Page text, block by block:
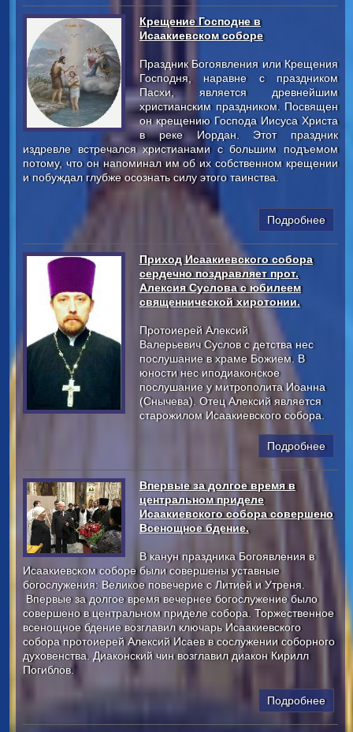
Крещение Господне в
Исаакиевском соборе
Праздник Богоявления или Крещения
Господня, наравне с праздником
Пасхи, является древнейшим
христианским праздником. Посвящен
он крещению Господа Иисуса Христа
в реке Иордан. Этот праздник
издревле встречался христианами с большим подъемом
потому, что он напоминал им об их собственном крещении
и побуждал глубже осознать силу этого таинства.
Подробнее
Приход Исаакиевского собора
сердечно поздравляет прот.
Алексия Суслова с юбилеем
священнической хиротонии.
Протоиерей Алексий
Валерьевич Суслов с детства нес
послушание в храме Божием. В
юности нес иподиаконское
послушание у митрополита Иоанна
(Снычева). Отец Алексий является
старожилом Исаакиевского собора.
Подробнее
Впервые за долгое время в
центральном приделе
Исаакиевского собора совершено
Всенощное бдение.
В канун праздника Богоявления в
Исаакиевском соборе были совершены уставные
богослужения: Великое повечерие с Литией и Утреня.
Впервые за долгое время вечернее богослужение было
совершено в центральном приделе собора. Торжественное
всенощное бдение возглавил ключарь Исаакиевского
собора протоиерей Алексий Исаев в сослужении соборного
духовенства. Диаконский чин возглавил диакон Кирилл
Погиблов.
Подробнее